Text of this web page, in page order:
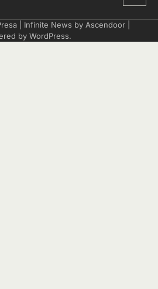
| Infinite News by Ascendoor
by WordPress.